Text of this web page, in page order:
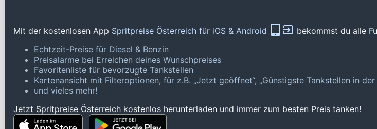
Mit der kostenlosen App Spritpreise Österreich für iOS & Android
bekommst du alle
Echtzeit-Preise für Diesel & Benzin
Preisalarme bei Erreichen deines Wunschpreises
Favoritenliste für bevorzugte Tankstellen
Kartenansicht mit Filteroptionen, für z.B. „Jetzt geöffnet“, „Günstigste Tankstellen in
und vieles mehr!
Jetzt Spritpreise Österreich kostenlos herunterladen und immer zum besten Preis tanken!